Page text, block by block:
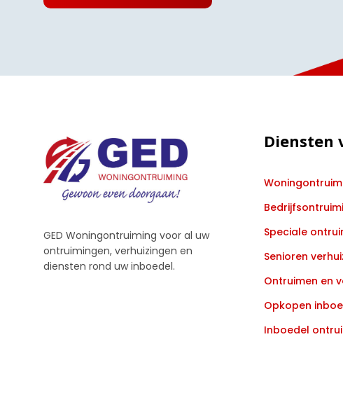
GED Woningontruiming voor al uw
ontruimingen, verhuizingen en
diensten rond uw inboedel.
Diensten
Speciale
Senioren
Ontruimen en
Opkopen
Inboedel